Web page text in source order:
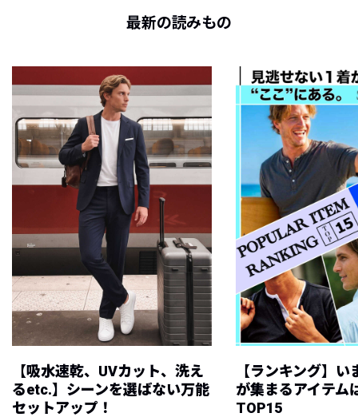
最新の読みもの
【吸水速乾、UVカット、洗え
るetc.】シーンを選ばない万能
セットアップ！
【ランキング】
が集まるアイテム
TOP15